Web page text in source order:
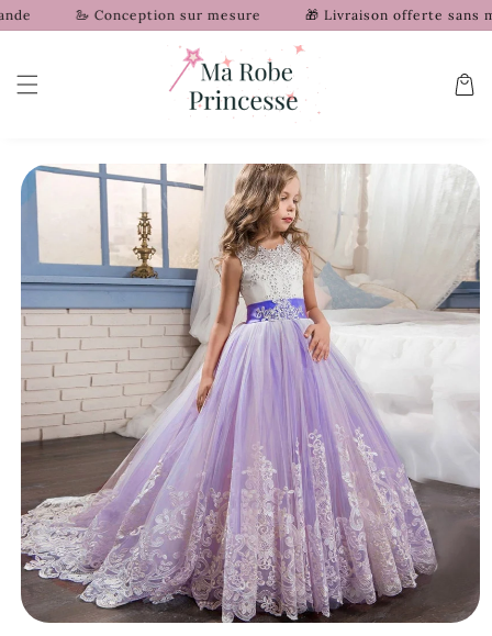
passer
🦢 Conception sur mesure 🎁 Livraison offerte sans
Panier
Passer aux
informations
produits